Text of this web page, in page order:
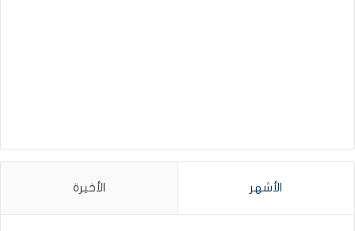
الأشهر الأخيرة